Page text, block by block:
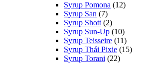
Syrup Pomona (12)
Syrup San (7)
Syrup Shott (2)
Syrup Sun-Up (10)
Syrup Teisseire (11)
Syrup Thái Pixie (15)
Syrup Torani (22)